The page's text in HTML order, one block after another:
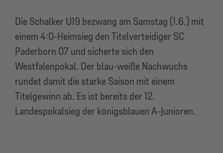
Die Schalker U19 bezwang am Samstag (1.6.) mit
einem 4:0-Heimsieg den Titelverteidiger SC
Paderborn 07 und sicherte sich den
Westfalenpokal. Der blau-weiße Nachwuchs
rundet damit die starke Saison mit einem
Titelgewinn ab. Es ist bereits der 12.
Landespokalsieg der königsblauen A-Junioren.